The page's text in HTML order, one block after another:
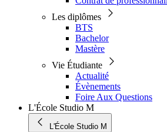
Les diplômes
BTS
Bachelor
Mastère
Vie Étudiante
Actualité
Évènements
Foire Aux Questions
L'École Studio M
L'École Studio M